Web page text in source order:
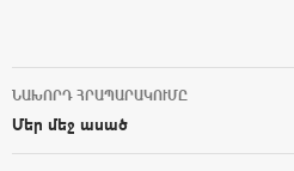
Post navigation
ՆԱԽՈՐԴ ՀՐԱՊԱՐԱԿՈՒՄԸ
Մեր մեջ ասած